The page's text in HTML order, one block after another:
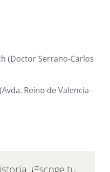
(Doctor Serrano-Carlos
Reino de Valencia-
¡Escoge tu